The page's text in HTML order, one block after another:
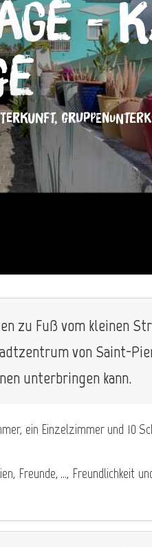
-
zu Fuß vom kleinen
von Saint-
unterbringen kann.
ein Einzelzimmer und 10
Freunde, ..., Freundlichkeit